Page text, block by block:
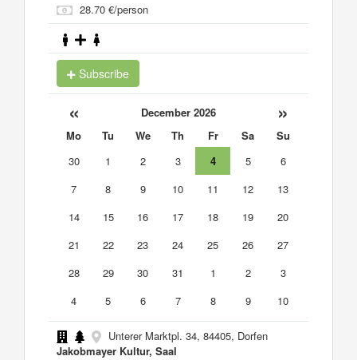
28.70 €/person
Subscribe
« December 2026 »
Mo Tu We Th Fr Sa
Su
30
1 2 3 4 5
6
7
8 9 10 11 12
13
14
15 16 17 18 19
20
21
22 23 24 25 26
27
28
29 30 31 1 2
3
4
5 6 7 8 9 10
Unterer Marktpl. 34, 84405, Dorfen
Jakobmayer Kultur, Saal